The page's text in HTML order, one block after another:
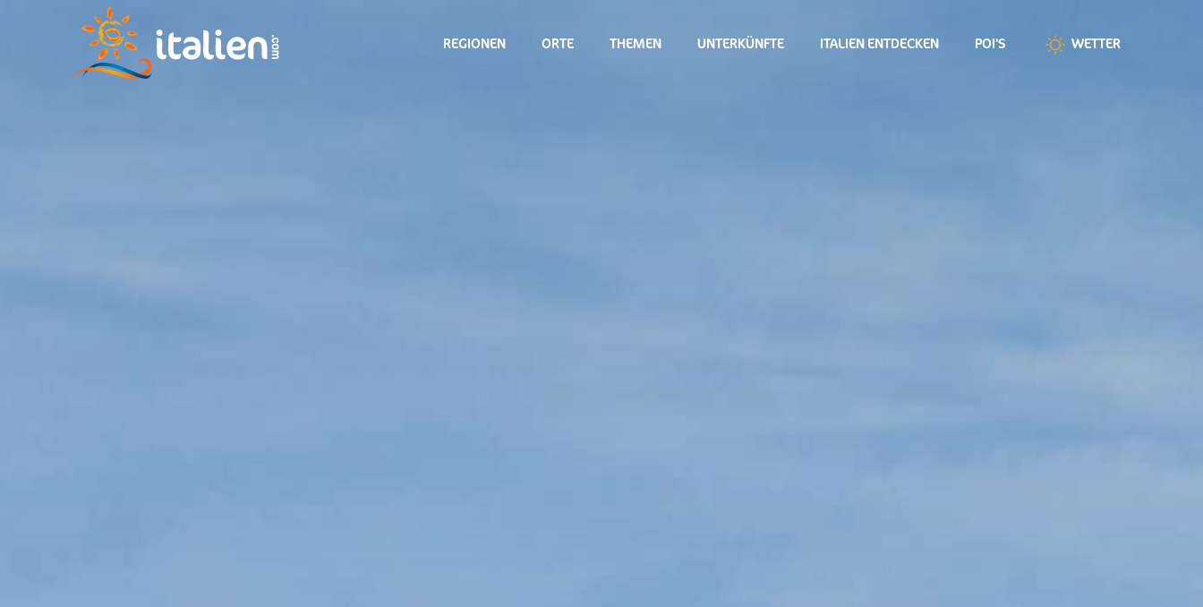
REGIONEN ORTE THEMEN UNTERKÜNFTE ITALIEN ENTDECKEN POI'S WETTER